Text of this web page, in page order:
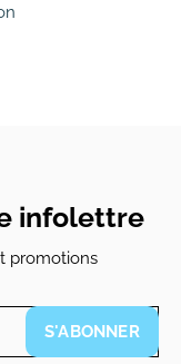
infolettre
promotions
S'ABONNER